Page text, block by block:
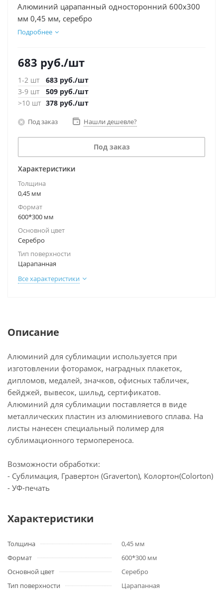
Алюминий царапанный односторонний 600х300
мм 0,45 мм, серебро
Подробнее
683 руб./шт
1-2 шт 683 руб./шт
3-9 шт
509 руб./шт
>10 шт 378 руб./шт
Под заказ Нашли дешевле?
Под заказ
Характеристики
Толщина
0,45 мм
Формат
600*300 мм
Основной цвет
Серебро
Тип поверхности
Царапанная
Все характеристики
Описание
Алюминий для сублимации используется при
изготовлении фоторамок, наградных плакеток,
дипломов, медалей, значков, офисных табличек,
бейджей, вывесок, шильд, сертификатов.
Алюминий для сублимации поставляется в виде
металлических пластин из алюминиевого сплава. На
листы нанесен специальный полимер для
сублимационного термопереноса.
Возможности обработки:
- Сублимация, Гравертон (Graverton), Колортон(Colorton)
- УФ-печать
Характеристики
Толщина
0,45 мм
Формат
600*300 мм
Основной цвет
Серебро
Тип поверхности
Царапанная